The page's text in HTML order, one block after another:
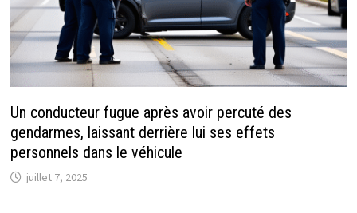
Un conducteur fugue après avoir percuté des
gendarmes, laissant derrière lui ses effets
personnels dans le véhicule
juillet 7, 2025